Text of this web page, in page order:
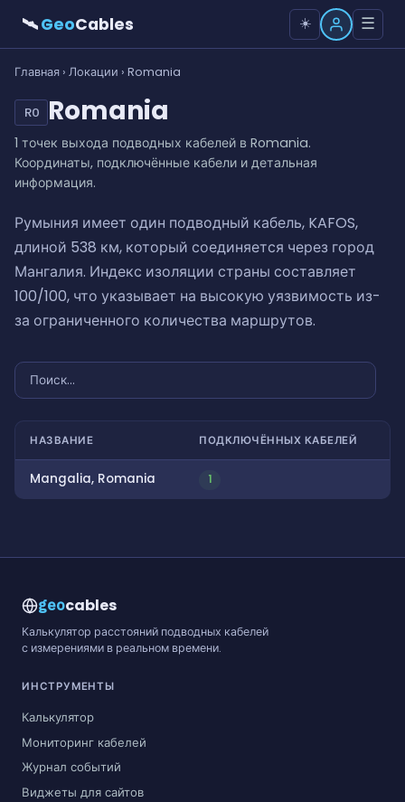
🛰GeoCables ☀️ ☰
Главная › Локации › Romania
RO Romania
1 точек выхода подводных кабелей в Romania.
Координаты, подключённые кабели и детальная
информация.
Румыния имеет один подводный кабель, KAFOS,
длиной 538 км, который соединяется через город
Мангалия. Индекс изоляции страны составляет
100/100, что указывает на высокую уязвимость из-
за ограниченного количества маршрутов.
НАЗВАНИЕ ПОДКЛЮЧЁННЫХ КАБЕЛЕЙ
Mangalia, Romania 1
geocables
Калькулятор расстояний подводных кабелей
с измерениями в реальном времени.
ИНСТРУМЕНТЫ
Калькулятор
Мониторинг кабелей
Журнал событий
Виджеты для сайтов